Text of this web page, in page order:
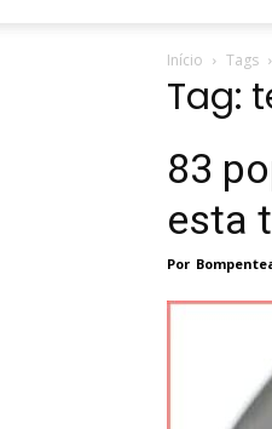
Início Tags
Tag:
83
esta
Por